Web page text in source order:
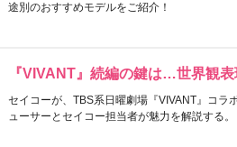
途別のおすすめモデルをご紹介！
『VIVANT』続編の鍵は…世界観
セイコーが、TBS系日曜劇場『VIVANT』コラ
ューサーとセイコー担当者が魅力を解説する。